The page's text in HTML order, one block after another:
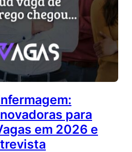
para
em 2026 e